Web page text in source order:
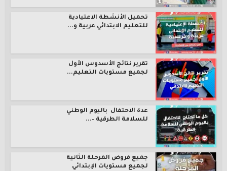
تحميل الأنشطة الاعتيادية
للتعليم الابتدائي عربية و...
تقرير نتائج الأسدوس الأول
لجميع مستويات التعليم...
عدة الاحتفال باليوم الوطني
للسلامة الطرقية –...
جميع فروض المرحلة الثانية
لجميع مستويات الإبتدائي